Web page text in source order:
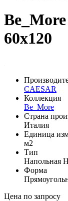
60x120
CAESAR
Коллекция
Be_More
Страна
Италия
Единица
м2
Тип
Напольная
Форма
Цена по запросу